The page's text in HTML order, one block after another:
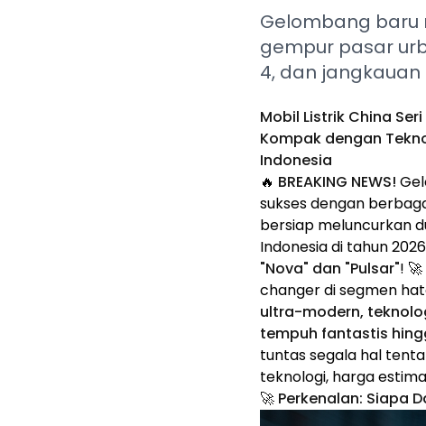
Gelombang baru
gempur pasar
4, dan jangkauan
Mobil Listrik China
Kompak dengan
Indonesia
🔥 BREAKING NEWS!
sukses dengan
bersiap meluncurkan
Indonesia di tahun
"Nova" dan "Pulsar"!
changer di segmen
ultra-modern,
tempuh fantastis
tuntas segala hal
teknologi, harga
🚀 Perkenalan: Siapa